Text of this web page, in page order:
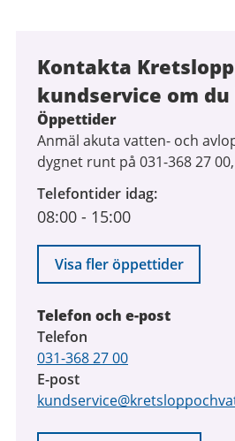
Kontakta
kundservice om
Öppettider
Anmäl akuta vatten- och
dygnet runt på 031-368 27
Telefontider idag
08:00 - 15:00
Visa fler öppettider
Telefon och e-post
Telefon
031-368 27 00
E-post